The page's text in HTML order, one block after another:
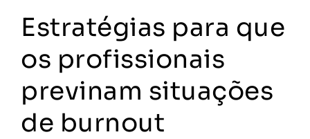
Estratégias para que
os profissionais
previnam situações
de burnout